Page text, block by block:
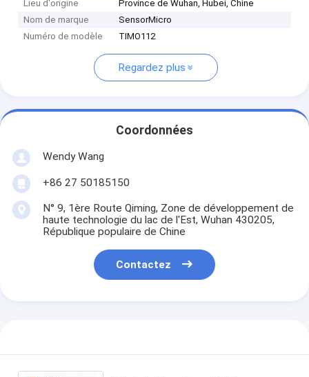
Lieu d'origine
Province de Wuhan, Hubei, Chine
Nom de marque
SensorMicro
Numéro de modèle
TIMO112
Regardez plus
Coordonnées
Wendy Wang
+86 27 50185150
N° 9, 1ère Route Qiming, Zone de développement de
haute technologie du lac de l'Est, Wuhan 430205,
République populaire de Chine
Contactez